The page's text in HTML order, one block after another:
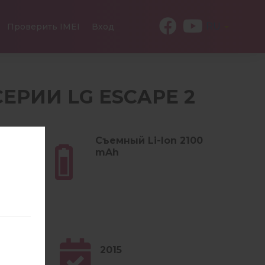
Проверить IMEI Вход
LG ESCAPE 2
Съемный Li-Ion 2100
mAh
2015